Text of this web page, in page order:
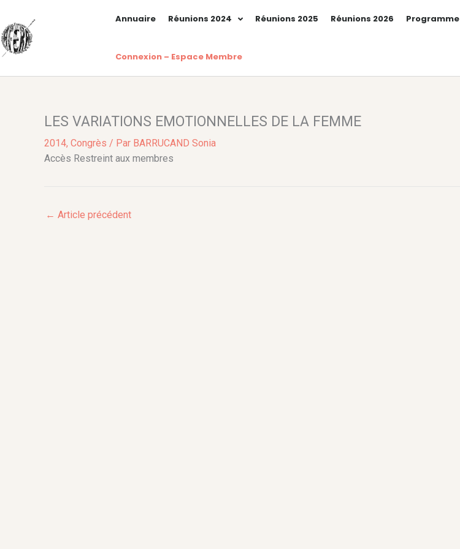
au
contenu
Annuaire Réunions 2024 Réunions 2025 Réunions 2026 Programme
Connexion – Espace Membre
LES VARIATIONS EMOTIONNELLES DE LA FEMME
2014, Congrès / Par BARRUCAND Sonia
Accès Restreint aux membres
← Article précédent